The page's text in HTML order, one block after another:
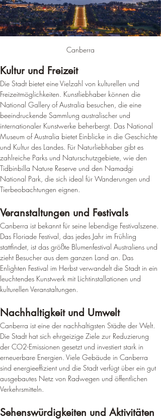
Canberra
Kultur und Freizeit
Die Stadt bietet eine Vielzahl von kulturellen und
Freizeitmöglichkeiten. Kunstliebhaber können die
National Gallery of Australia besuchen, die eine
beeindruckende Sammlung australischer und
internationaler Kunstwerke beherbergt. Das National
Museum of Australia bietet Einblicke in die Geschichte
und Kultur des Landes. Für Naturliebhaber gibt es
zahlreiche Parks und Naturschutzgebiete, wie den
Tidbinbilla Nature Reserve und den Namadgi
National Park, die sich ideal für Wanderungen und
Tierbeobachtungen eignen.
Veranstaltungen und Festivals
Canberra ist bekannt für seine lebendige Festivalszene.
Das Floriade Festival, das jedes Jahr im Frühling
stattfindet, ist das größte Blumenfestival Australiens und
zieht Besucher aus dem ganzen Land an. Das
Enlighten Festival im Herbst verwandelt die Stadt in ein
leuchtendes Kunstwerk mit Lichtinstallationen und
kulturellen Veranstaltungen.
Nachhaltigkeit und Umwelt
Canberra ist eine der nachhaltigsten Städte der Welt.
Die Stadt hat sich ehrgeizige Ziele zur Reduzierung
der CO2-Emissionen gesetzt und investiert stark in
erneuerbare Energien. Viele Gebäude in Canberra
sind energieeffizient und die Stadt verfügt über ein gut
ausgebautes Netz von Radwegen und öffentlichen
Verkehrsmitteln.
Sehenswürdigkeiten und Aktivitäten